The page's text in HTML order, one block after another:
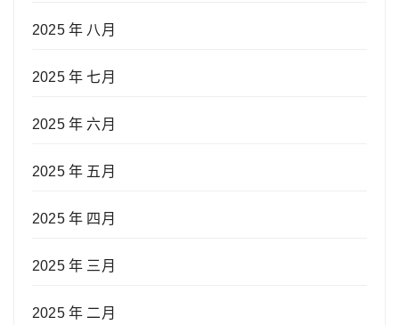
2025 年 八月
2025 年 七月
2025 年 六月
2025 年 五月
2025 年 四月
2025 年 三月
2025 年 二月